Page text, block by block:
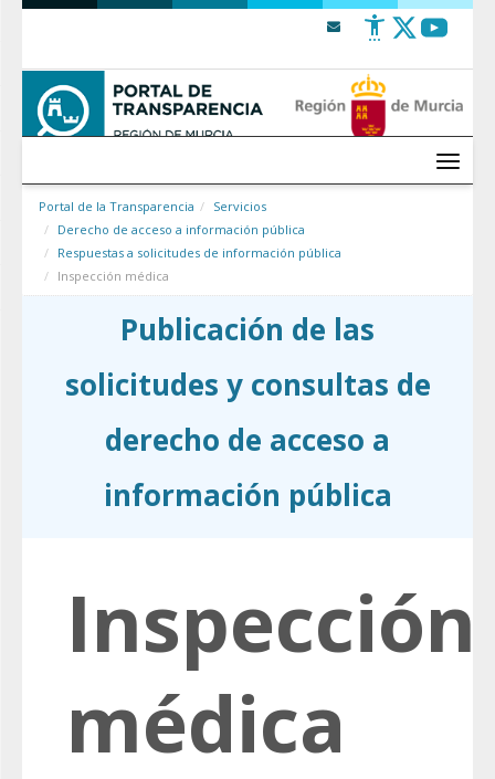
Saltar al contenido
Menú
Portal de la Transparencia
Servicios
Derecho de acceso a información pública
Respuestas a solicitudes de información pública
Inspección médica
Publicación de las
solicitudes y consultas de
derecho de acceso a
información pública
Inspección
médica